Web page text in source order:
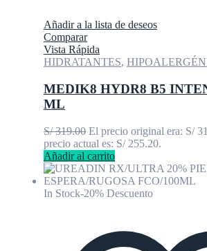
Añadir a la lista de deseos
Comparar
Vista Rápida
HIDRATANTES,
MEDIK8 HYDR8 B5
ML
S/319.00 El precio original era: S/
precio actual es: S/ 255.20.
Añadir al carrito
In Stock-20% Descuento